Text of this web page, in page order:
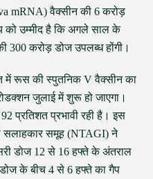
mRNA) वैक्सीन की 6 करोड़
को उम्मीद है कि अगले साल के
करोड़ डोज उपलब्ध होंगी।
में रूस की स्पुतनिक V वैक्सीन का
जुलाई में शुरू हो जाएगा।
प्रतिशत प्रभावी रही है। इस
सलाहकार समूह (NTAGI) ने
डोज 12 से 16 हफ्ते के अंतराल
के बीच 4 से 6 हफ्ते का गैप